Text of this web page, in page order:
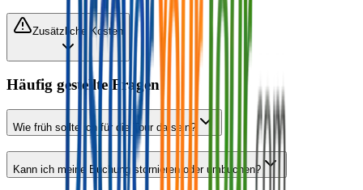
Zusätzliche Kosten
Häufig gestellte Fragen
Wie früh sollte ich für die Tour da sein?
Kann ich meine Buchung stornieren oder umbuchen?